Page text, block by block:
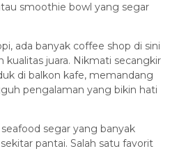
smoothie bowl yang segar
ada banyak coffee shop di sini
kualitas juara. Nikmati secangkir
di balkon kafe, memandang
pengalaman yang bikin hati
segar yang banyak
pantai. Salah satu favorit